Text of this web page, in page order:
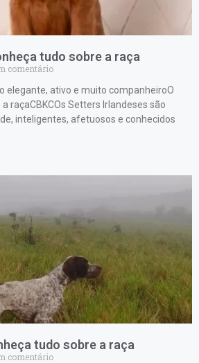
tudo sobre a raça
comentário
elegante, ativo e muito companheiroO
raçaCBKCOs Setters Irlandeses são
inteligentes, afetuosos e conhecidos
tudo sobre a raça
comentário